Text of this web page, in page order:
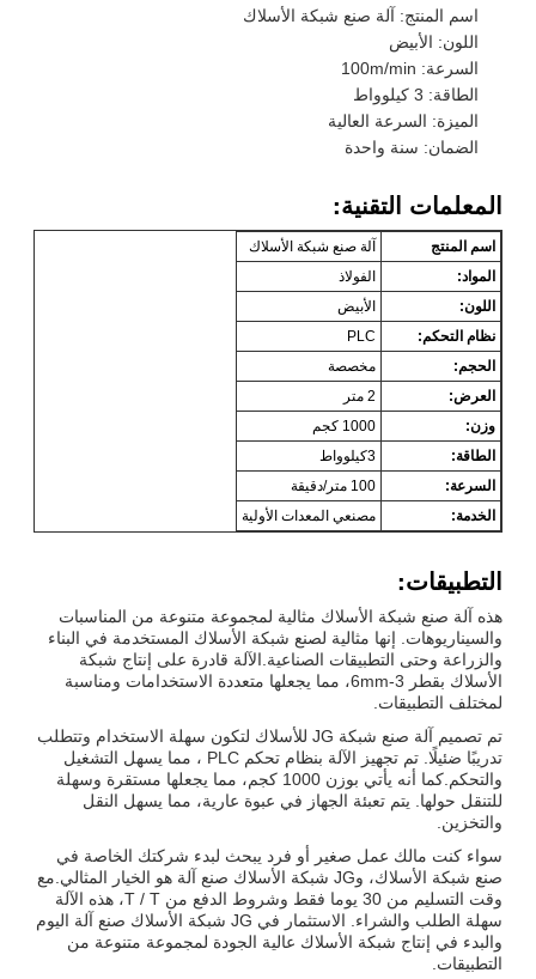
اسم المنتج: آلة صنع شبكة الأسلاك
اللون: الأبيض
السرعة: 100m/min
الطاقة: 3 كيلوواط
الميزة: السرعة العالية
الضمان: سنة واحدة
المعلمات التقنية:
اسم المنتج
آلة صنع شبكة الأسلاك
المواد:
الفولاذ
اللون:
الأبيض
نظام التحكم:
PLC
الحجم:
مخصصة
العرض:
2 متر
وزن:
1000 كجم
الطاقة:
3كيلوواط
السرعة:
100 متر/دقيقة
الخدمة:
مصنعي المعدات الأولية
التطبيقات:
هذه آلة صنع شبكة الأسلاك مثالية لمجموعة متنوعة من المناسبات
والسيناريوهات. إنها مثالية لصنع شبكة الأسلاك المستخدمة في البناء
والزراعة وحتى التطبيقات الصناعية.الآلة قادرة على إنتاج شبكة
الأسلاك بقطر 3-6mm، مما يجعلها متعددة الاستخدامات ومناسبة
لمختلف التطبيقات.
تم تصميم آلة صنع شبكة JG للأسلاك لتكون سهلة الاستخدام وتتطلب
تدريبًا ضئيلًا. تم تجهيز الآلة بنظام تحكم PLC ، مما يسهل التشغيل
والتحكم.كما أنه يأتي بوزن 1000 كجم، مما يجعلها مستقرة وسهلة
للتنقل حولها. يتم تعبئة الجهاز في عبوة عارية، مما يسهل النقل
والتخزين.
سواء كنت مالك عمل صغير أو فرد يبحث لبدء شركتك الخاصة في
صنع شبكة الأسلاك، وJG شبكة الأسلاك صنع آلة هو الخيار المثالي.مع
وقت التسليم من 30 يوما فقط وشروط الدفع من T / T، هذه الآلة
سهلة الطلب والشراء. الاستثمار في JG شبكة الأسلاك صنع آلة اليوم
والبدء في إنتاج شبكة الأسلاك عالية الجودة لمجموعة متنوعة من
التطبيقات.